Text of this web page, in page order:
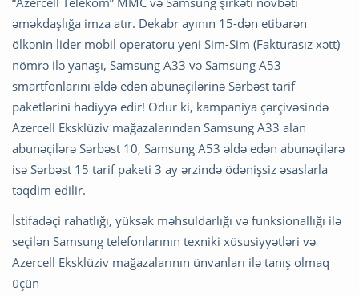
əməkdaşlığa imza atır. Dekabr ayının 15-dən etibarən
ölkənin lider mobil operatoru yeni Sim-Sim (Fakturasız xətt)
nömrə ilə yanaşı, Samsung A33 və Samsung A53
smartfonlarını əldə edən abunəçilərinə Sərbəst tarif
paketlərini hədiyyə edir! Odur ki, kampaniya çərçivəsində
Azercell Eksklüziv mağazalarından Samsung A33 alan
abunəçilərə Sərbəst 10, Samsung A53 əldə edən abunəçilərə
isə Sərbəst 15 tarif paketi 3 ay ərzində ödənişsiz əsaslarla
təqdim edilir.
İstifadəçi rahatlığı, yüksək məhsuldarlığı və funksionallığı ilə
seçilən Samsung telefonlarının texniki xüsusiyyətləri və
Azercell Eksklüziv mağazalarının ünvanları ilə tanış olmaq
üçün